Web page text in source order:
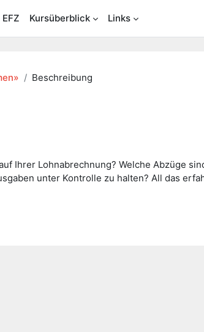
Kursüberblick Links
Beschreibung
Ihrer Lohnabrechnung? Welche Abzüge
unter Kontrolle zu halten? All das